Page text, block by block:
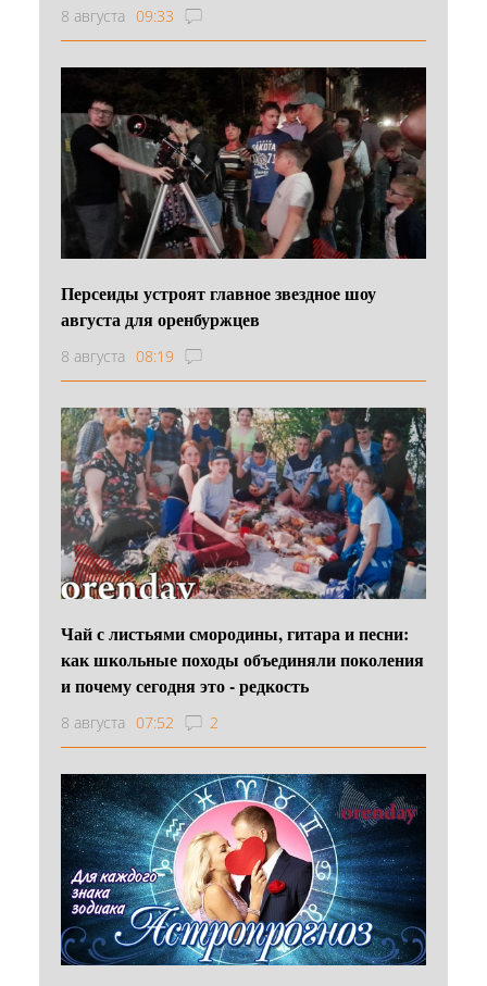
8 августа 09:33
Персеиды устроят главное звездное шоу
августа для оренбуржцев
8 августа 08:19
Чай с листьями смородины, гитара и песни:
как школьные походы объединяли поколения
и почему сегодня это - редкость
8 августа 07:52 2